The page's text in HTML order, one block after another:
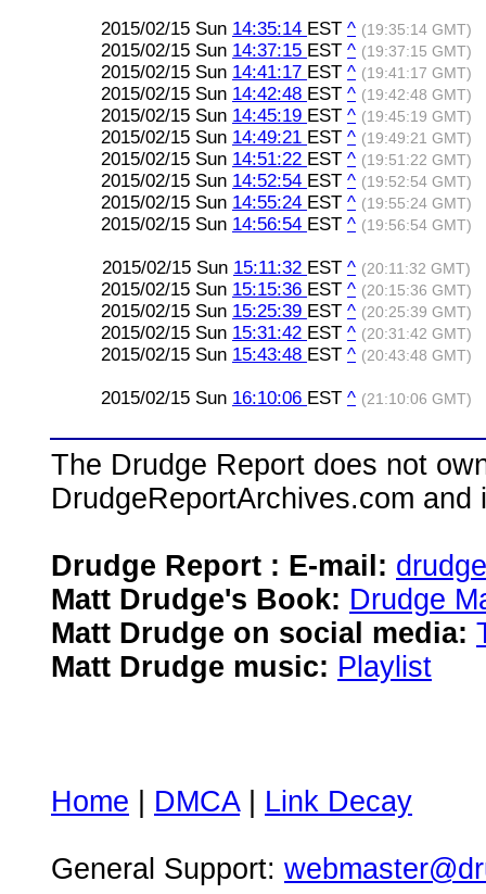
2015/02/15 Sun 14:35:14 EST ^ (19:35:14 GMT)
2015/02/15 Sun 14:37:15 EST ^ (19:37:15 GMT)
2015/02/15 Sun 14:41:17 EST ^ (19:41:17 GMT)
2015/02/15 Sun 14:42:48 EST ^ (19:42:48 GMT)
2015/02/15 Sun 14:45:19 EST ^ (19:45:19 GMT)
2015/02/15 Sun 14:49:21 EST ^ (19:49:21 GMT)
2015/02/15 Sun 14:51:22 EST ^ (19:51:22 GMT)
2015/02/15 Sun 14:52:54 EST ^ (19:52:54 GMT)
2015/02/15 Sun 14:55:24 EST ^ (19:55:24 GMT)
2015/02/15 Sun 14:56:54 EST ^ (19:56:54 GMT)
2015/02/15 Sun 15:11:32 EST ^ (20:11:32 GMT)
2015/02/15 Sun 15:15:36 EST ^ (20:15:36 GMT)
2015/02/15 Sun 15:25:39 EST ^ (20:25:39 GMT)
2015/02/15 Sun 15:31:42 EST ^ (20:31:42 GMT)
2015/02/15 Sun 15:43:48 EST ^ (20:43:48 GMT)
2015/02/15 Sun 16:10:06 EST ^ (21:10:06 GMT)
The Drudge Report does not
DrudgeReportArchives.com
Drudge Report : E-mail:
Matt Drudge's Book: Drudge
Matt Drudge on social media:
Matt Drudge music: Playlist
Home DMCA| Link Decay
General Support: